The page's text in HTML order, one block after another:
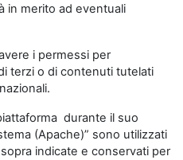
in merito ad eventuali
i permessi per
terzi o di contenuti tutelati
durante il suo
(Apache)” sono utilizzati
indicate e conservati per